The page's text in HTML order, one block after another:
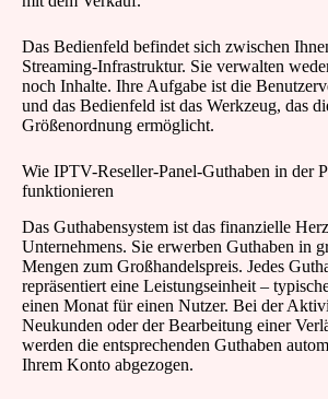
Das Bedienfeld befindet sich zwischen
Streaming-Infrastruktur. Sie verwalten
noch Inhalte. Ihre Aufgabe ist die
und das Bedienfeld ist das Werkzeug, das
Größenordnung ermöglicht.
Wie IPTV-Reseller-Panel-Guthaben in der
funktionieren
Das Guthabensystem ist das finanzielle
Unternehmens. Sie erwerben Guthaben in
Mengen zum Großhandelspreis. Jedes
repräsentiert eine Leistungseinheit –
einen Monat für einen Nutzer. Bei der
Neukunden oder der Bearbeitung einer
werden die entsprechenden Guthaben
Ihrem Konto abgezogen.